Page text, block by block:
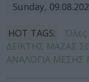
Sunday,
HOT TAGS:
Όλες
ΔΕΙΚΤΗΣ ΜΑΖΑΣ
ΑΝΑΛΟΓΙΑ